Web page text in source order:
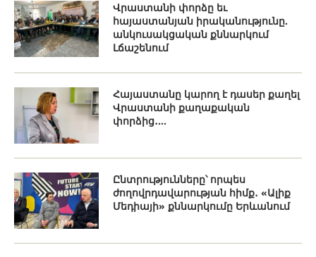
Վրաստանի փորձը եւ
հայաստանյան իրականությունը.
անկուսակցական քննարկում
Լճաշենում
Հայաստանը կարող է դասեր քաղել
Վրաստանի քաղաքական
փորձից․...
Ընտրությունները՝ որպես
ժողովրդավարության հիմք․ «Ալիք
Մեդիայի» քննարկումը Երևանում